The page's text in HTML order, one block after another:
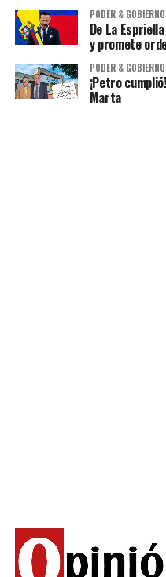
PODER & GOBIERNO
De La
y promete
PODER & GOBIERNO
¡Petro
Marta